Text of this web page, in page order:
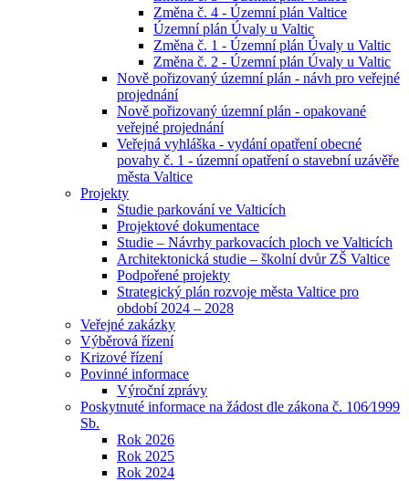
Změna č. 4 - Územní plán Valtice
Územní plán Úvaly u Valtic
Změna č. 1 - Územní plán Úvaly u Valtic
Změna č. 2 - Územní plán Úvaly u Valtic
Nově pořizovaný územní plán - návh pro veřejné
projednání
Nově pořizovaný územní plán - opakované
veřejné projednání
Veřejná vyhláška - vydání opatření obecné
povahy č. 1 - územní opatření o stavební uzávěře
města Valtice
Projekty
Studie parkování ve Valticích
Projektové dokumentace
Studie – Návrhy parkovacích ploch ve Valticích
Architektonická studie – školní dvůr ZŠ Valtice
Podpořené projekty
Strategický plán rozvoje města Valtice pro
období 2024 – 2028
Veřejné zakázky
Výběrová řízení
Krizové řízení
Povinné informace
Výroční zprávy
Poskytnuté informace na žádost dle zákona č. 106⁄1999
Sb.
Rok 2026
Rok 2025
Rok 2024